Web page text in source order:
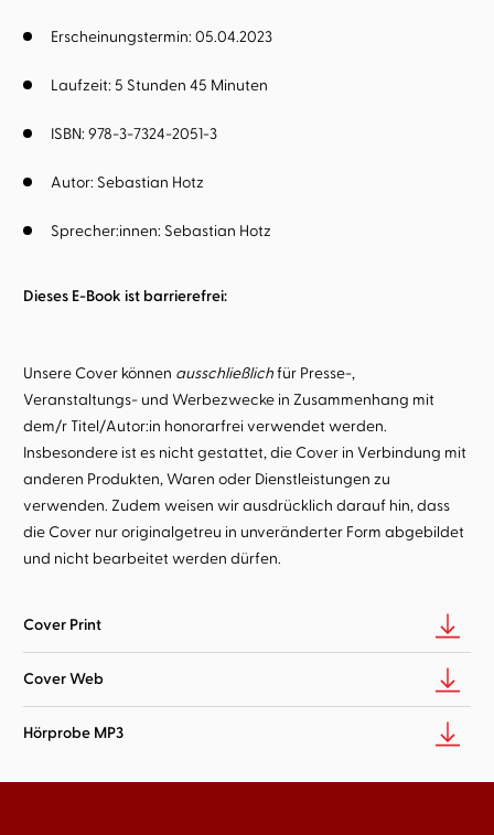
Erscheinungstermin: 05.04.2023
Laufzeit: 5 Stunden 45 Minuten
ISBN: 978-3-7324-2051-3
Autor: Sebastian Hotz
Sprecher:innen: Sebastian Hotz
Dieses E-Book ist barrierefrei:
Unsere Cover können ausschließlichfür Presse-,
Veranstaltungs- und Werbezwecke in Zusammenhang mit
dem/r Titel/Autor:in honorarfrei verwendet werden.
Insbesondere ist es nicht gestattet, die Cover in Verbindung mit
anderen Produkten, Waren oder Dienstleistungen zu
verwenden. Zudem weisen wir ausdrücklich darauf hin, dass
die Cover nur originalgetreu in unveränderter Form abgebildet
und nicht bearbeitet werden dürfen.
Cover Print
Cover Web
Hörprobe MP3